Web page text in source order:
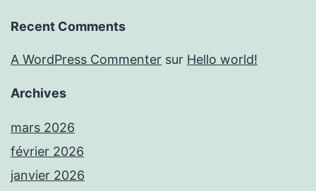
Recent Comments
A WordPress Commenter sur Hello world!
Archives
mars 2026
février 2026
janvier 2026